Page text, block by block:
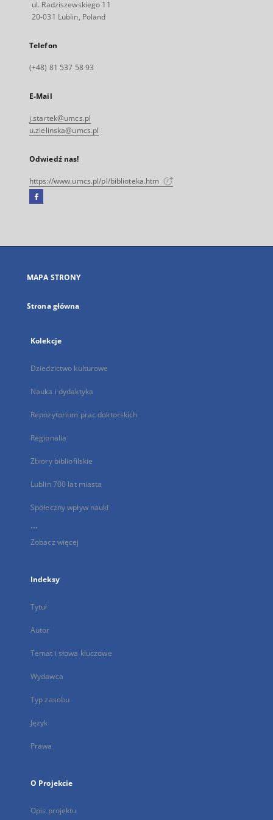
ul. Radziszewskiego 11
20-031 Lublin, Poland
Telefon
(+48) 81 537 58 93
E-Mail
j.startek@umcs.pl
u.zielinska@umcs.pl
Odwiedź nas!
https://www.umcs.pl/pl/biblioteka.htm
Facebook
się
karcie
MAPA STRONY
Strona główna
Kolekcje
Dziedzictwo kulturowe
Nauka i dydaktyka
Repozytorium prac doktorskich
Regionalia
Zbiory bibliofilskie
Lublin 700 lat miasta
Społeczny wpływ nauki
...
Zobacz więcej
Indeksy
Tytuł
Autor
Temat i słowa kluczowe
Wydawca
Typ zasobu
Język
Prawa
O Projekcie
Opis projektu